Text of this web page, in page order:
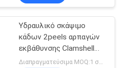
Υδραυλικό σκάψιμο
κάδων 2peels αρπαγών
εκβάθυνσης Clamshell
μηχανικό
Διαπραγματεύσιμα MOQ:1 σύνολο